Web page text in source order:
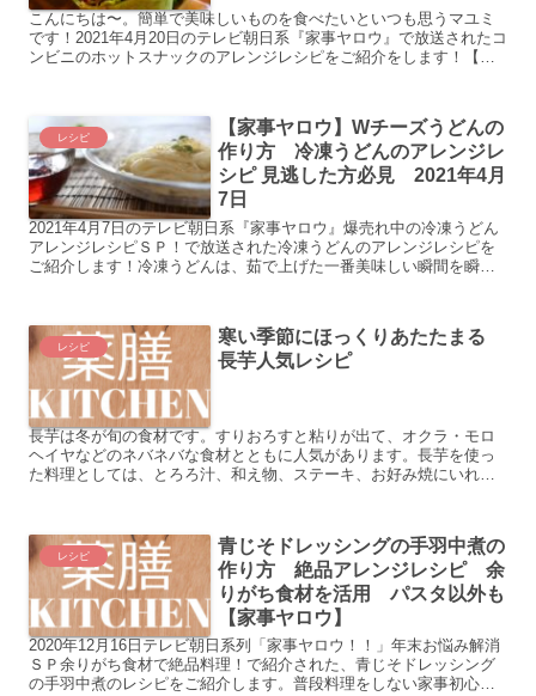
こんにちは〜。簡単で美味しいものを食べたいといつも思うマユミ
です！2021年4月20日のテレビ朝日系『家事ヤロウ』で放送されたコ
ンビニのホットスナックのアレンジレシピをご紹介をします！【家
レシピ
【家事ヤロウ】Wチーズうどんの
作り方 冷凍うどんのアレンジレ
シピ 見逃した方必見 2021年4月
7日
2021年4月7日のテレビ朝日系『家事ヤロウ』爆売れ中の冷凍うどん
アレンジレシピＳＰ！で放送された冷凍うどんのアレンジレシピを
ご紹介します！冷凍うどんは、茹で上げた一番美味しい瞬間を瞬間
レシピ
寒い季節にほっくりあたたまる
長芋人気レシピ
長芋は冬が旬の食材です。すりおろすと粘りが出て、オクラ・モロ
ヘイヤなどのネバネバな食材とともに人気があります。長芋を使っ
た料理としては、とろろ汁、和え物、ステーキ、お好み焼にいれる
レシピ
青じそドレッシングの手羽中煮の
作り方 絶品アレンジレシピ 余
りがち食材を活用 パスタ以外も
【家事ヤロウ】
2020年12月16日テレビ朝日系列「家事ヤロウ！！」年末お悩み解消
ＳＰ余りがち食材で絶品料理！で紹介された、青じそドレッシング
の手羽中煮のレシピをご紹介します。普段料理をしない家事初心者